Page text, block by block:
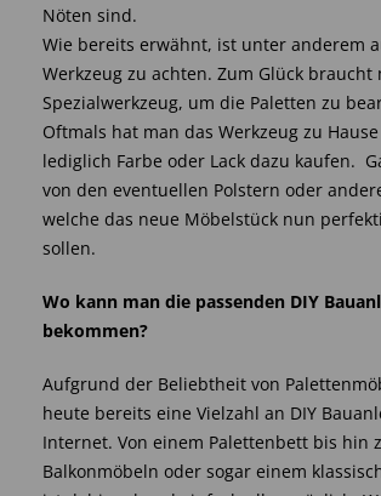
Nöten sind.
Wie bereits erwähnt, ist unter anderem
Werkzeug zu achten. Zum Glück braucht
Spezialwerkzeug, um die Paletten zu
Oftmals hat man das Werkzeug zu
lediglich Farbe oder Lack dazu kaufen.
von den eventuellen Polstern oder
welche das neue Möbelstück nun
sollen.
Wo kann man die passenden DIY
bekommen?
Aufgrund der Beliebtheit von
heute bereits eine Vielzahl an DIY
Internet. Von einem Palettenbett bis hin
Balkonmöbeln oder sogar einem